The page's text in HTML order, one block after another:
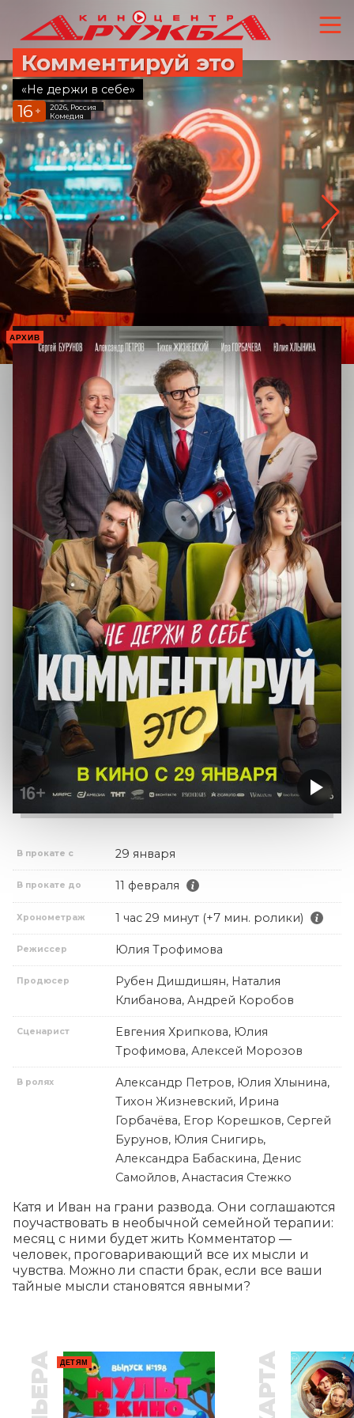
Комментируй это
«Не держи в себе»
16 +
2026, Россия
Комедия
АРХИВ
В прокате с 29 января
В прокате до 11 февраля
Хронометраж 1 час 29 минут (+7 мин. ролики)
Режиссер Юлия Трофимова
Продюсер
Рубен Дишдишян, Наталия
Клибанова, Андрей Коробов
Сценарист
Евгения Хрипкова, Юлия
Трофимова, Алексей Морозов
В ролях
Александр Петров, Юлия Хлынина,
Тихон Жизневский, Ирина
Горбачёва, Егор Корешков, Сергей
Бурунов, Юлия Снигирь,
Александра Бабаскина, Денис
Самойлов, Анастасия Стежко
Катя и Иван на грани развода. Они соглашаются
поучаствовать в необычной семейной терапии:
месяц с ними будет жить Комментатор —
человек, проговаривающий все их мысли и
чувства. Можно ли спасти брак, если все ваши
тайные мысли становятся явными?
ДЕТЯМ